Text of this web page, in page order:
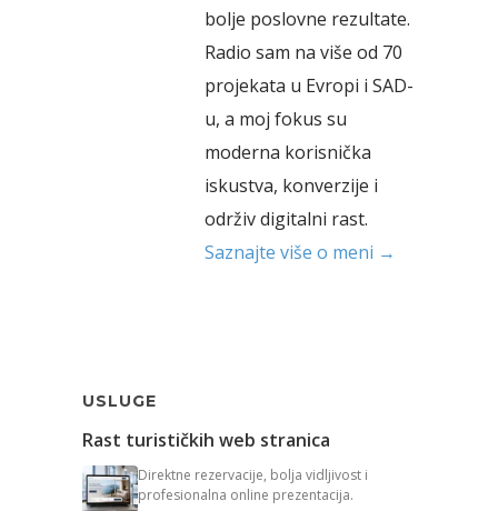
bolje poslovne rezultate.
Radio sam na više od 70
projekata u Evropi i SAD-
u, a moj fokus su
moderna korisnička
iskustva, konverzije i
održiv digitalni rast.
Saznajte više o meni →
USLUGE
Rast turističkih web stranica
Direktne rezervacije, bolja vidljivost i
profesionalna online prezentacija.